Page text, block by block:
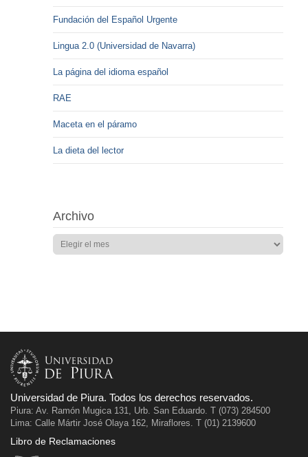
Fundación del Español Urgente
Lingua 2.0 (Universidad de Navarra)
La página del idioma español
RAE
Maceta en el páramo
La dieta del lector
Archivo
Universidad de Piura. Todos los derechos reservados.
Piura: Av. Ramón Mugica 131, Urb. San Eduardo. T (073) 284500
Lima: Calle Mártir José Olaya 162, Miraflores. T (01) 2139600
Libro de Reclamaciones